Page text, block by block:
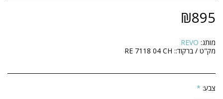
₪895
מותג: REVO
מק"ט / ברקוד:: RE 7118 04 CH
צבע: *